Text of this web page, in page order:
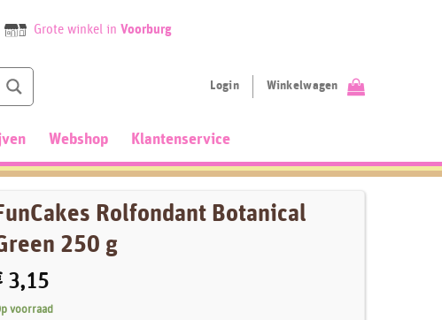
Grote winkel in Voorburg
Login Winkelwagen
Webshop Klantenservice
Rolfondant Botanical
250 g
3,15
voorraad